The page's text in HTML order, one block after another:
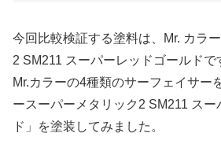
今回比較検証する塗料は、Mr. カラ
2 SM211 スーパーレッドゴールドで
Mr.カラーの4種類のサーフェイサー
ースーパーメタリック2 SM211 ス
ド」を塗装してみました。